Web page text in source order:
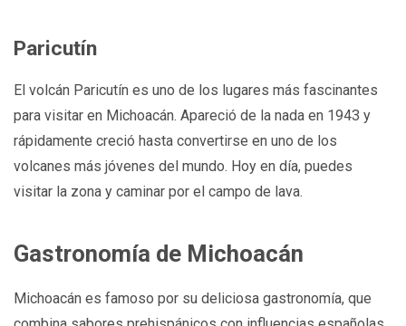
Paricutín
El volcán Paricutín es uno de los lugares más fascinantes
para visitar en Michoacán. Apareció de la nada en 1943 y
rápidamente creció hasta convertirse en uno de los
volcanes más jóvenes del mundo. Hoy en día, puedes
visitar la zona y caminar por el campo de lava.
Gastronomía de Michoacán
Michoacán es famoso por su deliciosa gastronomía, que